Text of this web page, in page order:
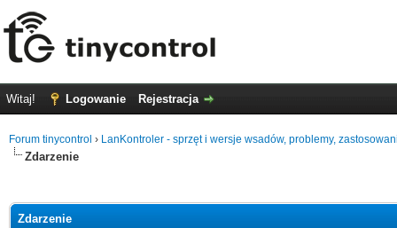
Witaj! Logowanie Rejestracja
Forum tinycontrol › LanKontroler - sprzęt i wersje wsadów, problemy,
Zdarzenie
Zdarzenie